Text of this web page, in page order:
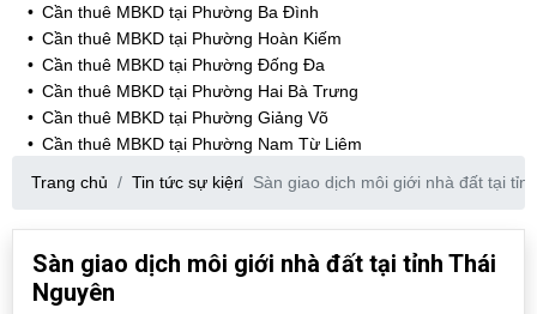
Cần thuê MBKD tại Phường Ba Đình
Cần thuê MBKD tại Phường Hoàn Kiếm
Cần thuê MBKD tại Phường Đống Đa
Cần thuê MBKD tại Phường Hai Bà Trưng
Cần thuê MBKD tại Phường Giảng Võ
Cần thuê MBKD tại Phường Nam Từ Liêm
Cần thuê MBKD tại Phường Thanh Xuân
Cần thuê MBKD tại Phường Hà Đông
Cần thuê MBKD tại Phường Hoàng Mai
Cần thuê MBKD tại Phường Ô Chợ Dừa
Trang chủ Tin tức sự kiện Sàn giao dịch môi giới nhà đất tại
Sàn giao dịch môi giới nhà đất tại tỉnh Thái
Nguyên